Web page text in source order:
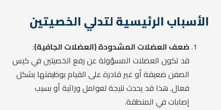
الأسباب الرئيسية لتدلي الخصيتين
ضعف العضلات المشدودة (العضلات الجافية):
قد تكون العضلات المسؤولة عن رفع الخصيتين في كيس
الصفن ضعيفة أو غير قادرة على القيام بوظيفتها بشكل
فعال. هذا قد يحدث نتيجة لعوامل وراثية أو بسبب
إصابات في المنطقة.